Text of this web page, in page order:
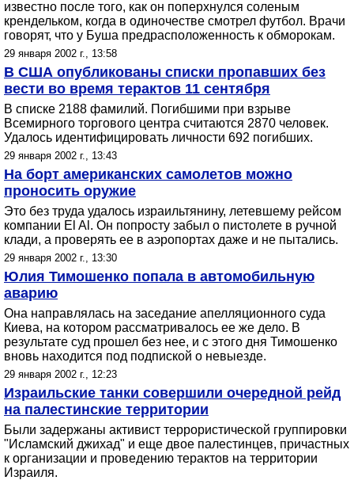
известно после того, как он поперхнулся соленым
крендельком, когда в одиночестве смотрел футбол. Врачи
говорят, что у Буша предрасположенность к обморокам.
29 января 2002 г., 13:58
В США опубликованы списки пропавших без
вести во время терактов 11 сентября
В списке 2188 фамилий. Погибшими при взрыве
Всемирного торгового центра считаются 2870 человек.
Удалось идентифицировать личности 692 погибших.
29 января 2002 г., 13:43
На борт американских самолетов можно
проносить оружие
Это без труда удалось израильтянину, летевшему рейсом
компании El Al. Он попросту забыл о пистолете в ручной
клади, а проверять ее в аэропортах даже и не пытались.
29 января 2002 г., 13:30
Юлия Тимошенко попала в автомобильную
аварию
Она направлялась на заседание апелляционного суда
Киева, на котором рассматривалось ее же дело. В
результате суд прошел без нее, и с этого дня Тимошенко
вновь находится под подпиской о невыезде.
29 января 2002 г., 12:23
Израильские танки совершили очередной рейд
на палестинские территории
Были задержаны активист террористической группировки
"Исламский джихад" и еще двое палестинцев, причастных
к организации и проведению терактов на территории
Израиля.